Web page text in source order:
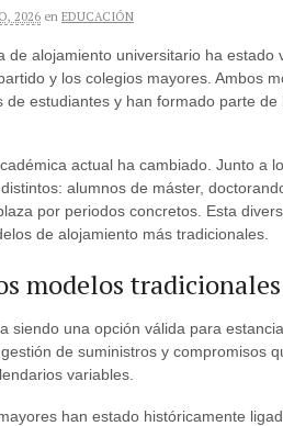
2026 en EDUCACIÓN
de alojamiento universitario ha estado
y los colegios mayores. Ambos
de estudiantes y han formado parte
actual ha cambiado. Junto a
alumnos de máster,
por periodos concretos. Esta
de alojamiento más tradicionales.
modelos tradicionales
siendo una opción válida para
de suministros y compromisos
variables.
han estado históricamente